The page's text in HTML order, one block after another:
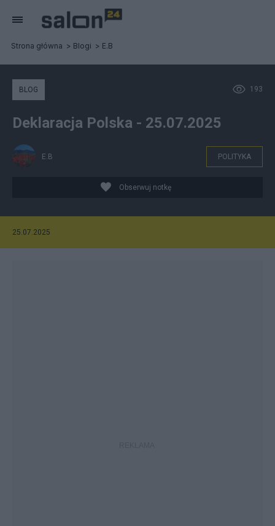
Strona główna Blogi E.B
193
BLOG
Deklaracja Polska - 25.07.2025
E.B POLITYKA
Obserwuj notkę
25.07.2025